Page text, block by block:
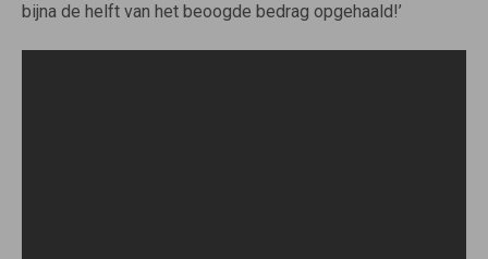
bijna de helft van het beoogde bedrag opgehaald!’